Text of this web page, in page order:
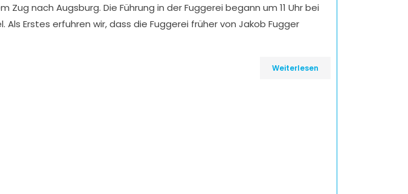
Zug nach Augsburg. Die Führung in der Fuggerei begann um 11 Uhr bei
Erstes erfuhren wir, dass die Fuggerei früher von Jakob Fugger
Weiterlesen